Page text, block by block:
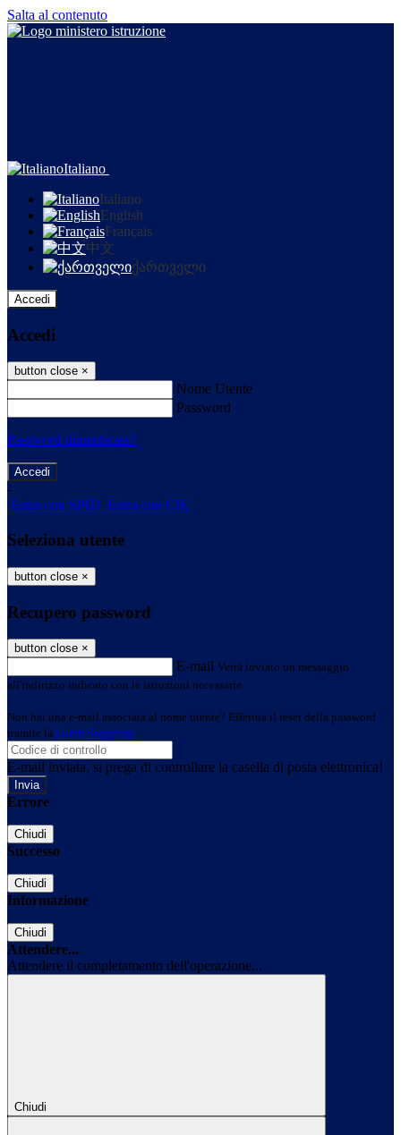
Salta al contenuto
Italiano
Italiano
English
Français
中文
ქართველი
Accedi
Accedi
button close ×
Nome Utente
Password
Password dimenticata?
-
Entra con SPID Entra con CIE
Seleziona utente
button close ×
Recupero password
button close ×
E-mail Verrà inviato un messaggio
all'indirizzo indicato con le istruzioni necessarie.
Non hai una e-mail associata al nome utente? Effettua il reset della password
tramite la Login Spaggiari
E-mail inviata, si prega di controllare la casella di posta elettronica!
Errore
Chiudi
Successo
Chiudi
Informazione
Chiudi
Attendere...
Attendere il completamento dell'operazione...
Chiudi